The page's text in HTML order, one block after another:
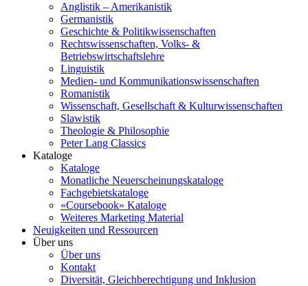
Anglistik – Amerikanistik
Germanistik
Geschichte & Politikwissenschaften
Rechtswissenschaften, Volks- &
Betriebswirtschaftslehre
Linguistik
Medien- und Kommunikationswissenschaften
Romanistik
Wissenschaft, Gesellschaft & Kulturwissenschaften
Slawistik
Theologie & Philosophie
Peter Lang Classics
Kataloge
Kataloge
Monatliche Neuerscheinungskataloge
Fachgebietskataloge
«Coursebook» Kataloge
Weiteres Marketing Material
Neuigkeiten und Ressourcen
Über uns
Über uns
Kontakt
Diversität, Gleichberechtigung und Inklusion